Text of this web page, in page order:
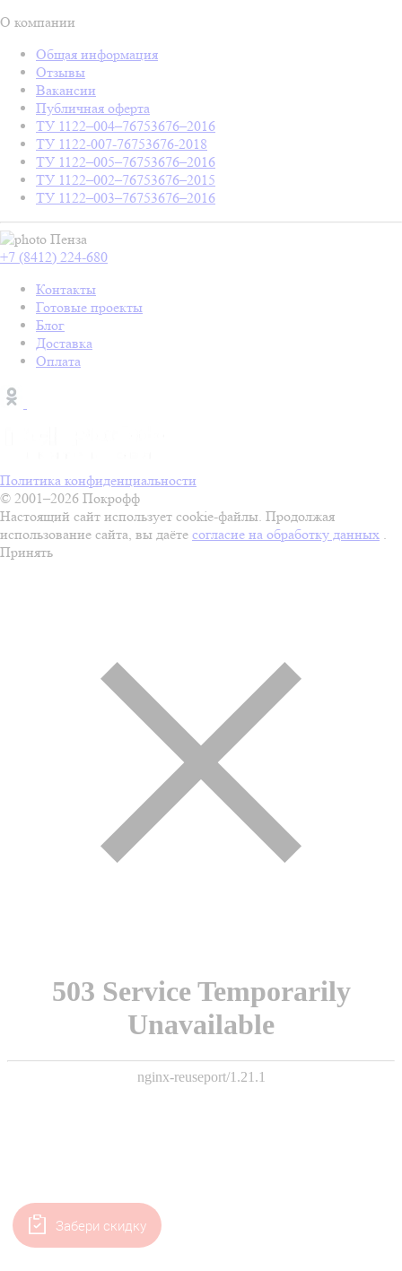
О компании
Общая информация
Отзывы
Вакансии
Публичная оферта
ТУ 1122–004–76753676–2016
ТУ 1122-007-76753676-2018
ТУ 1122–005–76753676–2016
ТУ 1122–002–76753676–2015
ТУ 1122–003–76753676–2016
Пенза
+7 (8412) 224-680
Контакты
Готовые проекты
Блог
Доставка
Оплата
Политика конфиденциальности
© 2001–2026 Покрофф
Настоящий сайт использует cookie-файлы. Продолжая
использование сайта, вы даёте согласие на обработку данных .
Принять
Забери скидку